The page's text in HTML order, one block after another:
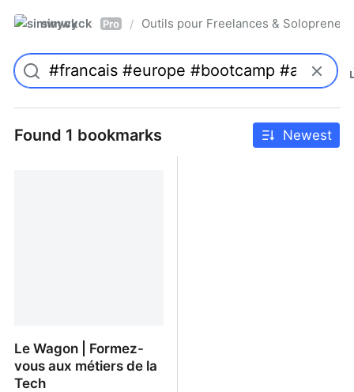
simwyck Pro / Outils pour Freelances &
Found 1 bookmarks Newest
Le Wagon | Formez-
vous aux métiers de la
Tech